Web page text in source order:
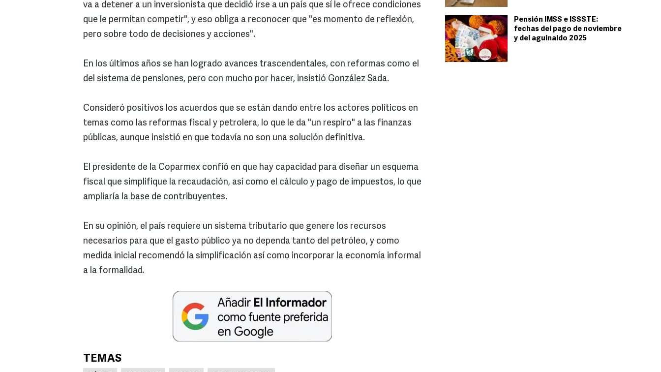
Pensión IMSS e ISSSTE:
fechas del pago de noviembre
y del aguinaldo 2025
va a detener a un inversionista que decidió irse a un país que sí le ofrece condiciones
que le permitan competir", y eso obliga a reconocer que "es momento de reflexión,
pero sobre todo de decisiones y acciones".
En los últimos años se han logrado avances trascendentales, con reformas como el
del sistema de pensiones, pero con mucho por hacer, insistió González Sada.
Consideró positivos los acuerdos que se están dando entre los actores políticos en
temas como las reformas fiscal y petrolera, lo que le da "un respiro" a las finanzas
públicas, aunque insistió en que todavía no son una solución definitiva.
El presidente de la Coparmex confió en que hay capacidad para diseñar un esquema
fiscal que simplifique la recaudación, así como el cálculo y pago de impuestos, lo que
ampliaría la base de contribuyentes.
En su opinión, el país requiere un sistema tributario que genere los recursos
necesarios para que el gasto público ya no dependa tanto del petróleo, y como
medida inicial recomendó la simplificación así como incorporar la economía informal
a la formalidad.
TEMAS